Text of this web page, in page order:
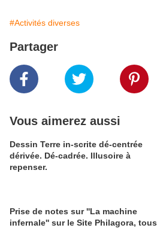
#Activités diverses
Partager
Vous aimerez aussi
Dessin Terre in-scrite dé-centrée
dérivée. Dé-cadrée. Illusoire à
repenser.
Prise de notes sur ''La machine
infernale'' sur le Site Philagora, tous